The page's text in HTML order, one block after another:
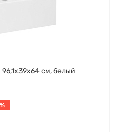
см, белый